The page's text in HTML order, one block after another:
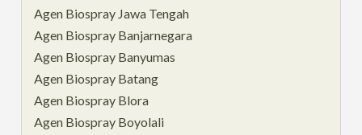
Agen Biospray Jawa Tengah
Agen Biospray Banjarnegara
Agen Biospray Banyumas
Agen Biospray Batang
Agen Biospray Blora
Agen Biospray Boyolali